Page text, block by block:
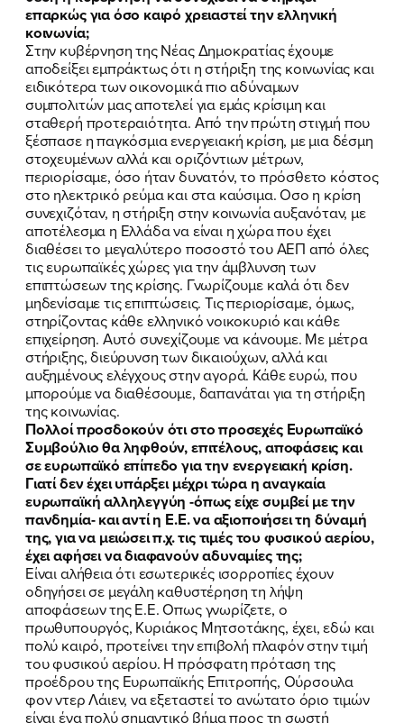
επαρκώς για όσο καιρό χρειαστεί την ελληνική
κοινωνία;
Στην κυβέρνηση της Νέας Δημοκρατίας έχουμε
αποδείξει εμπράκτως ότι η στήριξη της κοινωνίας και
ειδικότερα των οικονομικά πιο αδύναμων
συμπολιτών μας αποτελεί για εμάς κρίσιμη και
σταθερή προτεραιότητα. Από την πρώτη στιγμή που
ξέσπασε η παγκόσμια ενεργειακή κρίση, με μια δέσμη
στοχευμένων αλλά και οριζόντιων μέτρων,
περιορίσαμε, όσο ήταν δυνατόν, το πρόσθετο κόστος
στο ηλεκτρικό ρεύμα και στα καύσιμα. Οσο η κρίση
συνεχιζόταν, η στήριξη στην κοινωνία αυξανόταν, με
αποτέλεσμα η Ελλάδα να είναι η χώρα που έχει
διαθέσει το μεγαλύτερο ποσοστό του ΑΕΠ από όλες
τις ευρωπαϊκές χώρες για την άμβλυνση των
επιπτώσεων της κρίσης. Γνωρίζουμε καλά ότι δεν
μηδενίσαμε τις επιπτώσεις. Τις περιορίσαμε, όμως,
στηρίζοντας κάθε ελληνικό νοικοκυριό και κάθε
επιχείρηση. Αυτό συνεχίζουμε να κάνουμε. Με μέτρα
στήριξης, διεύρυνση των δικαιούχων, αλλά και
αυξημένους ελέγχους στην αγορά. Κάθε ευρώ, που
μπορούμε να διαθέσουμε, δαπανάται για τη στήριξη
της κοινωνίας.
Πολλοί προσδοκούν ότι στο προσεχές Ευρωπαϊκό
Συμβούλιο θα ληφθούν, επιτέλους, αποφάσεις και
σε ευρωπαϊκό επίπεδο για την ενεργειακή κρίση.
Γιατί δεν έχει υπάρξει μέχρι τώρα η αναγκαία
ευρωπαϊκή αλληλεγγύη -όπως είχε συμβεί με την
πανδημία- και αντί η Ε.Ε. να αξιοποιήσει τη δύναμή
της, για να μειώσει π.χ. τις τιμές του φυσικού αερίου,
έχει αφήσει να διαφανούν αδυναμίες της;
Είναι αλήθεια ότι εσωτερικές ισορροπίες έχουν
οδηγήσει σε μεγάλη καθυστέρηση τη λήψη
αποφάσεων της Ε.Ε. Οπως γνωρίζετε, ο
πρωθυπουργός, Κυριάκος Μητσοτάκης, έχει, εδώ και
πολύ καιρό, προτείνει την επιβολή πλαφόν στην τιμή
του φυσικού αερίου. Η πρόσφατη πρόταση της
προέδρου της Ευρωπαϊκής Επιτροπής, Ούρσουλα
φον ντερ Λάιεν, να εξεταστεί το ανώτατο όριο τιμών
είναι ένα πολύ σημαντικό βήμα προς τη σωστή